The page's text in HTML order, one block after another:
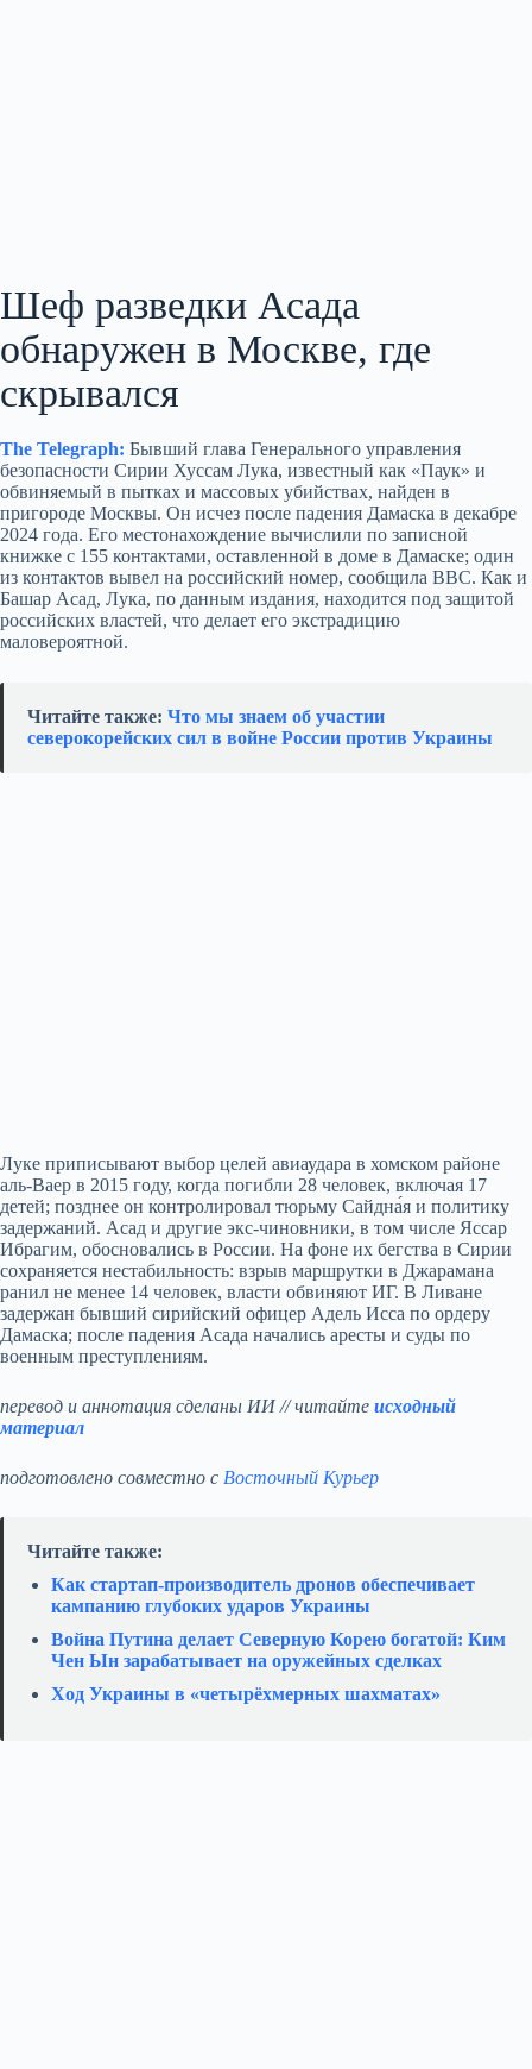
Шеф разведки Асада
обнаружен в Москве, где
скрывался
The Telegraph: Бывший глава Генерального управления
безопасности Сирии Хуссам Лука, известный как «Паук» и
обвиняемый в пытках и массовых убийствах, найден в
пригороде Москвы. Он исчез после падения Дамаска в декабре
2024 года. Его местонахождение вычислили по записной
книжке с 155 контактами, оставленной в доме в Дамаске; один
из контактов вывел на российский номер, сообщила BBC. Как и
Башар Асад, Лука, по данным издания, находится под защитой
российских властей, что делает его экстрадицию
маловероятной.
Читайте также: Что мы знаем об участии
северокорейских сил в войне России против Украины
Луке приписывают выбор целей авиаудара в хомском районе
аль-Ваер в 2015 году, когда погибли 28 человек, включая 17
детей; позднее он контролировал тюрьму Сайдна́я и политику
задержаний. Асад и другие экс-чиновники, в том числе Яссар
Ибрагим, обосновались в России. На фоне их бегства в Сирии
сохраняется нестабильность: взрыв маршрутки в Джарамана
ранил не менее 14 человек, власти обвиняют ИГ. В Ливане
задержан бывший сирийский офицер Адель Исса по ордеру
Дамаска; после падения Асада начались аресты и суды по
военным преступлениям.
перевод и аннотация сделаны ИИ // читайте исходный
материал
подготовлено совместно с Восточный Курьер
Читайте также:
Как стартап‑производитель дронов обеспечивает
кампанию глубоких ударов Украины
Война Путина делает Северную Корею богатой: Ким
Чен Ын зарабатывает на оружейных сделках
Ход Украины в «четырёхмерных шахматах»